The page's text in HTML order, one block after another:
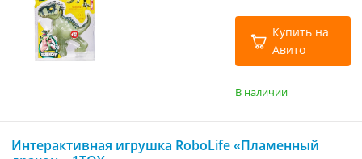
Купить на
Авито
В наличии
Интерактивная игрушка RoboLife «Пламенный